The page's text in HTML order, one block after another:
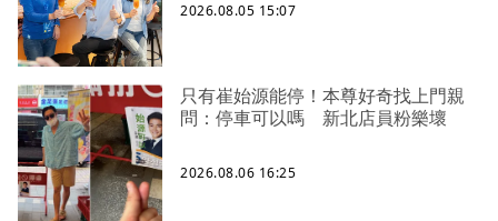
2026.08.05 15:07
只有崔始源能停！本尊好奇找上門親
問：停車可以嗎 新北店員粉樂壞
2026.08.06 16:25